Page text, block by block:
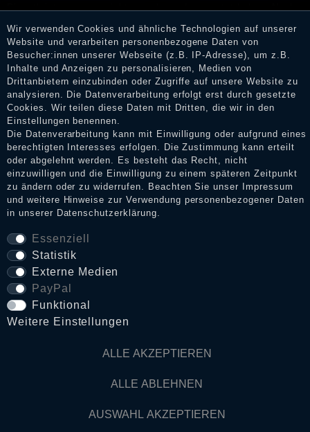
Bewertungen verifizieren und über die erfolgte Verifizierung im
Shop informieren.
Impressum
Daten­schutz­erklärung
AGB
Widerrufs­recht
VERTRAG WIDERRUFEN
Kontakt
Wir verwenden Cookies und ähnliche Technologien auf unserer
Website und verarbeiten personenbezogene Daten von
Besucher:innen unserer Webseite (z.B. IP-Adresse), um z.B.
Inhalte und Anzeigen zu personalisieren, Medien von
Drittanbietern einzubinden oder Zugriffe auf unsere Website zu
analysieren. Die Datenverarbeitung erfolgt erst durch gesetzte
Cookies. Wir teilen diese Daten mit Dritten, die wir in den
Einstellungen benennen.
Die Datenverarbeitung kann mit Einwilligung oder aufgrund eines
berechtigten Interesses erfolgen. Die Zustimmung kann erteilt
oder abgelehnt werden. Es besteht das Recht, nicht
einzuwilligen und die Einwilligung zu einem späteren Zeitpunkt
zu ändern oder zu widerrufen. Beachten Sie unser
Impressum
und weitere Hinweise zur Verwendung personenbezogener Daten
in unserer Daten­schutz­erklärung.
Essenziell
Statistik
Externe Medien
PayPal
Funktional
Weitere Einstellungen
ALLE AKZEPTIEREN
ALLE ABLEHNEN
AUSWAHL AKZEPTIEREN